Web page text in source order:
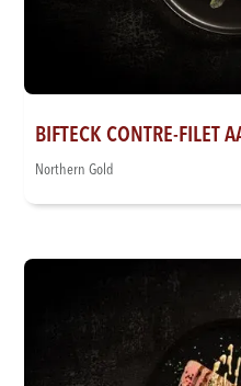
BIFTECK CONTRE-FILET
Northern Gold